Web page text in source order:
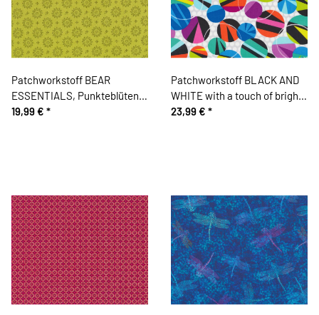
Patchworkstoff BEAR
ESSENTIALS, Punkteblüten,
apfelgrün
19,99 € *
Patchworkstoff BLACK AND
WHITE with a touch of bright,
Muster-Kreise, Studio E
23,99 € *